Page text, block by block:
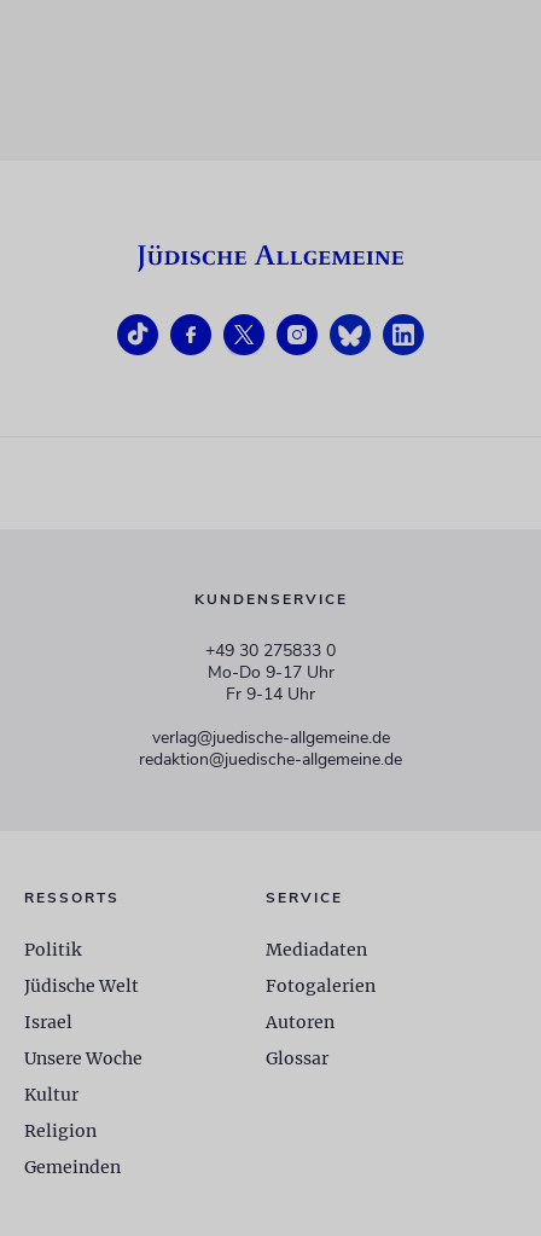
KUNDENSERVICE
+49 30 275833 0
Mo-Do 9-17 Uhr
Fr 9-14 Uhr
verlag@juedische-allgemeine.de
redaktion@juedische-allgemeine.de
RESSORTS
Politik
Jüdische Welt
Israel
Unsere Woche
Kultur
Religion
Gemeinden
SERVICE
Mediadaten
Fotogalerien
Autoren
Glossar